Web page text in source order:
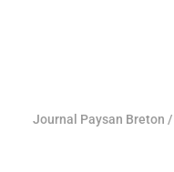
Journal Paysan Breton /